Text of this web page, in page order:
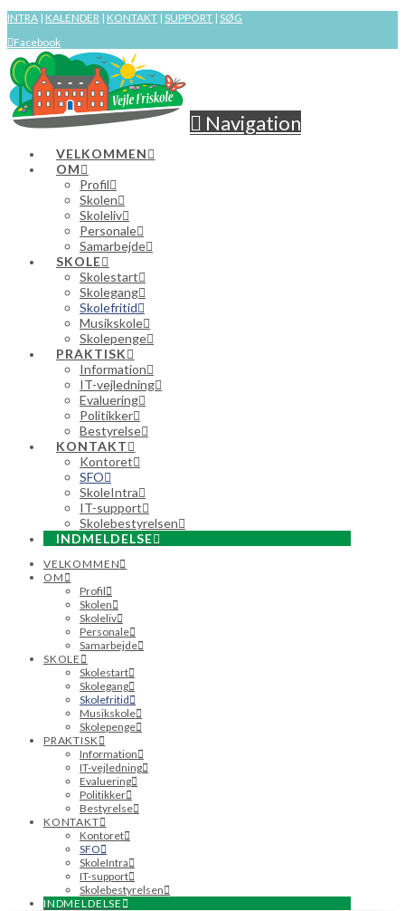
INTRA | KALENDER | KONTAKT | SUPPORT | SØG
Facebook
Navigation
VELKOMMEN
OM
Profil
Skolen
Skoleliv
Personale
Samarbejde
SKOLE
Skolestart
Skolegang
Skolefritid
Musikskole
Skolepenge
PRAKTISK
Information
IT-vejledning
Evaluering
Politikker
Bestyrelse
KONTAKT
Kontoret
SFO
SkoleIntra
IT-support
Skolebestyrelsen
INDMELDELSE
VELKOMMEN
OM
Profil
Skolen
Skoleliv
Personale
Samarbejde
SKOLE
Skolestart
Skolegang
Skolefritid
Musikskole
Skolepenge
PRAKTISK
Information
IT-vejledning
Evaluering
Politikker
Bestyrelse
KONTAKT
Kontoret
SFO
SkoleIntra
IT-support
Skolebestyrelsen
INDMELDELSE